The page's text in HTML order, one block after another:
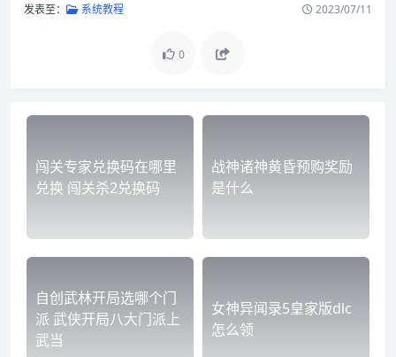
发表至： 系统教程 2023/07/11
0
闯关专家兑换码在哪里
兑换 闯关杀2兑换码
战神诸神黄昏预购奖励
是什么
自创武林开局选哪个门
派 武侠开局八大门派上
武当
女神异闻录5皇家版dlc
怎么领